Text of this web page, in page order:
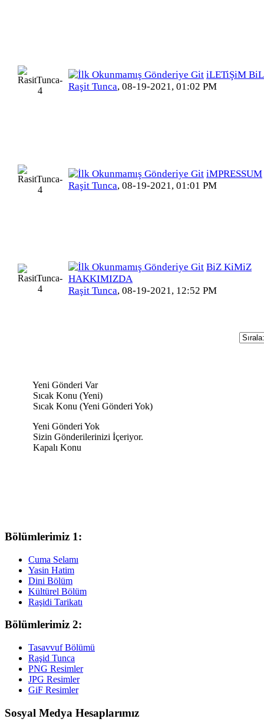
iLETiŞiM
Raşit Tunca, 08-19-2021, 01:02 PM
iMPRESSUM
Raşit Tunca, 08-19-2021, 01:01 PM
BiZ KiMiZ
HAKKIMIZDA
Raşit Tunca, 08-19-2021, 12:52 PM
Yeni Gönderi Var
Sıcak Konu (Yeni)
Sıcak Konu (Yeni Gönderi Yok)
Yeni Gönderi Yok
Sizin Gönderilerinizi İçeriyor.
Kapalı Konu
Bölümlerimiz 1:
Cuma Selamı
Yasin Hatim
Dini Bölüm
Kültürel Bölüm
Raşidi Tarikatı
Bölümlerimiz 2:
Tasavvuf Bölümü
Raşid Tunca
PNG Resimler
JPG Resimler
GiF Resimler
Sosyal Medya Hesaplarımız